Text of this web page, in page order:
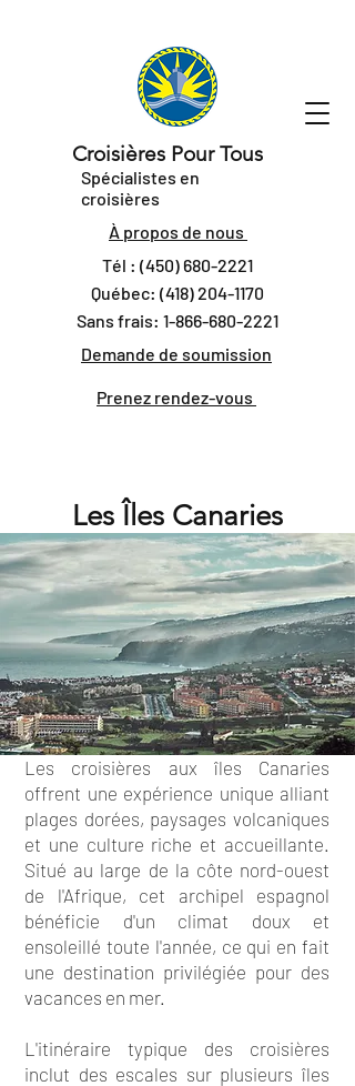
Croisières Pour Tous
Spécialistes en
croisières
À propos de nous
Tél : (450) 680-2221
Québec: (418) 204-1170
Sans frais: 1-866-680-2221
Demande de soumission
Prenez rendez-vous
Les Îles Canaries
Les croisières aux îles Canaries
offrent une expérience unique alliant
plages dorées, paysages volcaniques
et une culture riche et accueillante.
Situé au large de la côte nord-ouest
de l'Afrique, cet archipel espagnol
bénéficie d'un climat doux et
ensoleillé toute l'année, ce qui en fait
une destination privilégiée pour des
vacances en mer.
L'itinéraire typique des croisières
inclut des escales sur plusieurs îles